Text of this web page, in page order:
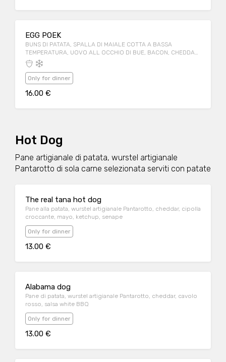
EGG POEK
BUNS DI PATATA, SPALLA DI MAIALE COTTA A BASSA
TEMPERATURA, UOVO ALL OCCHIO DI BUE, BACON, CHEDDAR,
MELANZANA, SALSA BBQ WHITE
Only for dinner
16.00 €
Hot Dog
Pane artigianale di patata, wurstel artigianale
Pantarotto di sola carne selezionata serviti con patate
The real tana hot dog
Pane alla patata, wurstel artigianale Pantarotto, cheddar, cipolla
croccante, mayo, ketchup, senape
Only for dinner
13.00 €
Alabama dog
Pane di patata, wurstel artigianale Pantarotto, cheddar, cavolo
rosso, salsa white BBQ
Only for dinner
13.00 €